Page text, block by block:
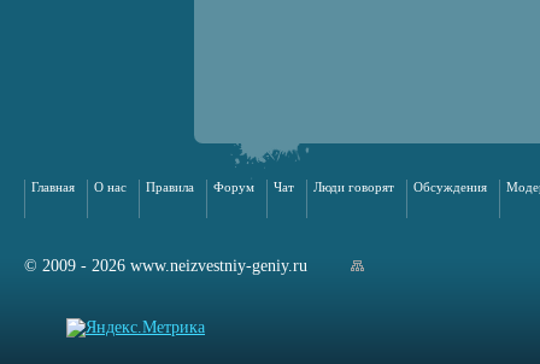
Главная О нас Правила Форум Чат Люди говорят Обсуждения
© 2009 - 2026 www.neizvestniy-geniy.ru
сайта